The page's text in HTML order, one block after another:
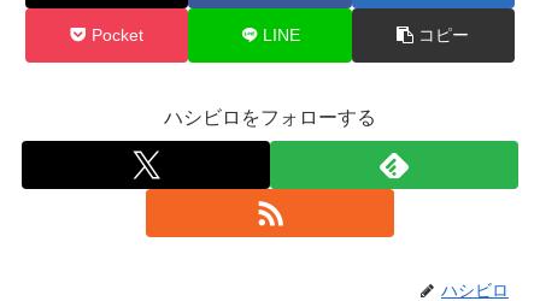
Pocket LINE コピー
ハシビロをフォローする
ハシビロ